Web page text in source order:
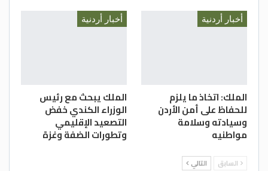
أخبار أردنية
الملك: اتخاذ ما يلزم
للحفاظ على أمن الأردن
وسيادته وسلامة
مواطنيه
أخبار أردنية
الملك يبحث مع رئيس
الوزراء الكندي خفض
التصعيد الإقليمي
وتطورات الضفة وغزة
السابق التالي